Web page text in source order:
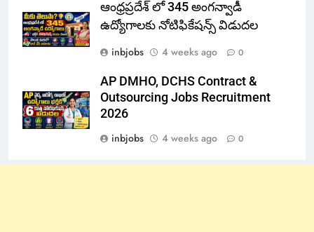
ఆంధ్రప్రదేశ్ లో 345 అంగన్వాడీ
ఉద్యోగాలకు నోటిఫికేషన్స్ విడుదల
inbjobs
4 weeks ago 0
AP DMHO, DCHS Contract &
Outsourcing Jobs Recruitment
2026
inbjobs
4 weeks ago 0